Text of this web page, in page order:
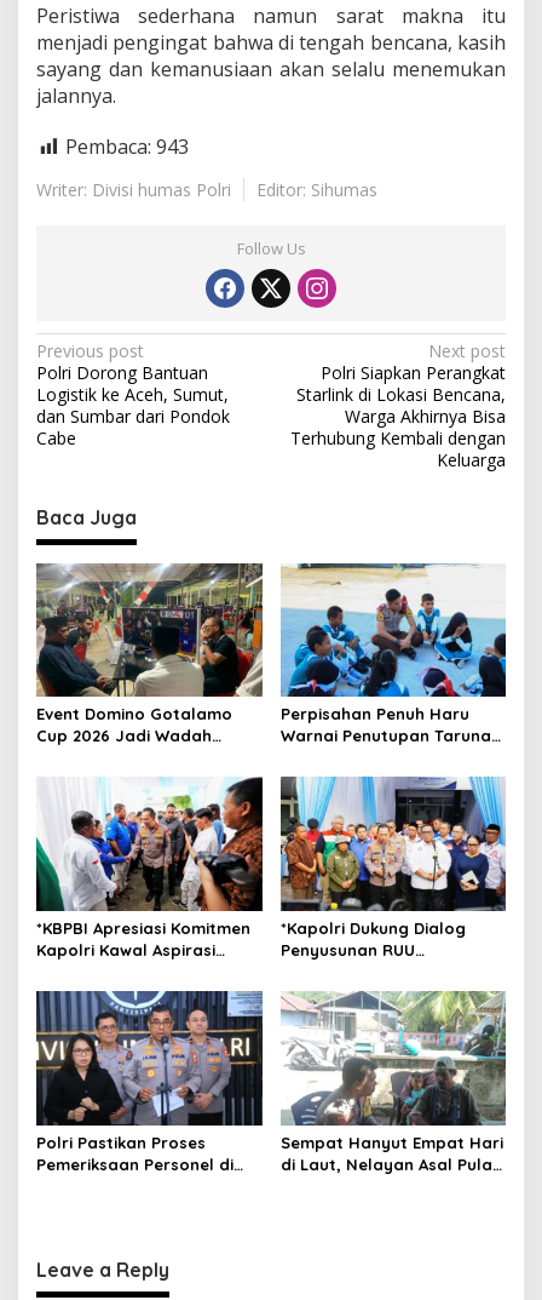
Peristiwa sederhana namun sarat makna itu
menjadi pengingat bahwa di tengah bencana, kasih
sayang dan kemanusiaan akan selalu menemukan
jalannya.
Pembaca: 943
Writer: Divisi humas Polri Editor: Sihumas
Follow Us
P
o
s
t
a
v
i
g
a
t
i
Previous post
Polri Dorong Bantuan
Logistik ke Aceh, Sumut,
dan Sumbar dari Pondok
Cabe
Next post
Polri Siapkan Perangkat
Starlink di Lokasi Bencana,
Warga Akhirnya Bisa
Terhubung Kembali dengan
Keluarga
Baca Juga
Event Domino Gotalamo
Cup 2026 Jadi Wadah
Kebersamaan Masyarakat
Perpisahan Penuh Haru
Warnai Penutupan Taruna
Kepulauan
*KBPBI Apresiasi Komitmen
Kapolri Kawal Aspirasi
Ketenagakerjaan*
*Kapolri Dukung Dialog
Penyusunan RUU
Jembatan Aspirasi Buruh*
Polri Pastikan Proses
Pemeriksaan Personel di
Sempat Hanyut Empat Hari
di Laut, Nelayan Asal Pulau
Leave a Reply